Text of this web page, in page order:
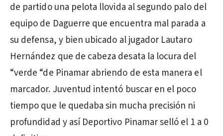
de partido una pelota llovida al segundo palo del
equipo de Daguerre que encuentra mal parada a
su defensa, y bien ubicado al jugador Lautaro
Hernández que de cabeza desata la locura del
“verde “de Pinamar abriendo de esta manera el
marcador. Juventud intentó buscar en el poco
tiempo que le quedaba sin mucha precisión ni
profundidad y así Deportivo Pinamar selló el 1 a 0